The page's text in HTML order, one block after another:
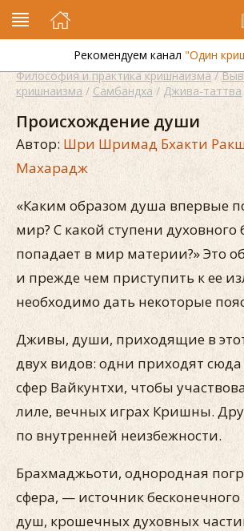
Рекомендуем канал"Один
Философия и практика кришнаизма/
кришнаизма / Самбандха / Джива-таттва
Происхождение души
Автор: Шри Шримад Бхакти
Махарадж
«Каким образом душа впервые
мир? С какой ступени
попадает в мир материи?» Это
и прежде чем приступить к ее
необходимо дать некоторые
Дживы, души, приходящие в
двух видов: одни приходят
сфер Вайкунтхи, чтобы
лиле, вечных играх Кришны.
по внутренней неизбежности.
Брахмаджьоти, однородная
сфера, — источник
душ, крошечных духовных